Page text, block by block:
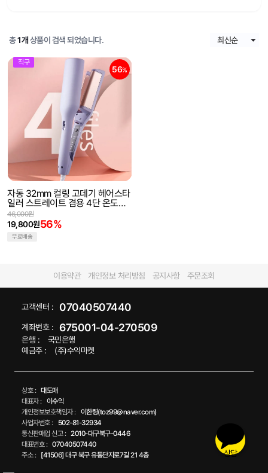
상담
총1개 상품이 검색 되었습니다.
직구
56%
자동 32mm 컬링 고데기 헤어스타
일러 스트레이트 겸용 4단 온도조
절 매직기(직구)
19,800원56%
46,000원
무료배송
이용약관 개인정보 처리방침 공지사항 주문조회
고객센터 : 07040507440
계좌번호 : 675001-04-270509
은행 :
국민은행
예금주 :
(주)수익마켓
상호 : 대도매
대표자 :
이수익
개인정보보호책임자 :
이한령(toz99@naver.com)
사업자번호 :
502-81-32934
통신판매업 신고 : 2010-대구북구-0446
대표번호 : 07040507440
주소 :
[41506] 대구 북구 유통단지로7길 21 4층